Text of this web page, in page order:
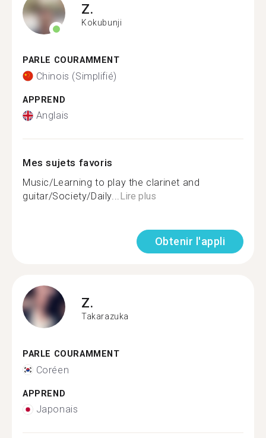
Z.
Kokubunji
PARLE COURAMMENT
Chinois (Simplifié)
APPREND
Anglais
Mes sujets favoris
Music/Learning to play the clarinet and
guitar/Society/Daily...Lire plus
Obtenir l'appli
Z.
Takarazuka
PARLE COURAMMENT
Coréen
APPREND
Japonais